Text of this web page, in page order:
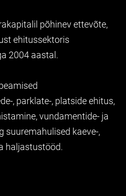
põhinev ettevõte,
ehitussektoris
2004 aastal.
, parklate-, platside ehitus,
vundamentide- ja
suuremahulised kaeve-,
haljastustööd.